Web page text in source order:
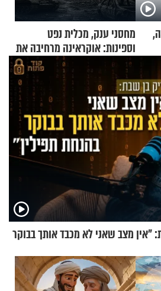
מחסני ענק, מכלית נפט
וספינות: אוקראינה מרחיבה את
התקיפות בעומק רוסיה
"אין מצב שאני לא מכבד אותך בבוקר